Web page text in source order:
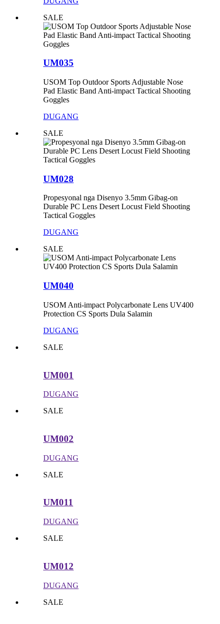
SALE
UM035
USOM Top Outdoor Sports Adjustable Nose
Pad Elastic Band Anti-impact Tactical Shooting
Goggles
DUGANG
SALE
UM028
Propesyonal nga Disenyo 3.5mm Gibag-on
Durable PC Lens Desert Locust Field Shooting
Tactical Goggles
DUGANG
SALE
UM040
USOM Anti-impact Polycarbonate Lens UV400
Protection CS Sports Dula Salamin
DUGANG
SALE
UM001
DUGANG
SALE
UM002
DUGANG
SALE
UM011
DUGANG
SALE
UM012
DUGANG
SALE